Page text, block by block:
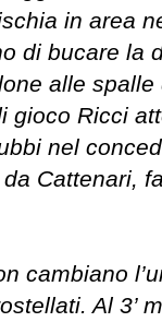
in area
di bucare la
alle
gioco Ricci
nel
Cattenari,
cambiano
Al 3’